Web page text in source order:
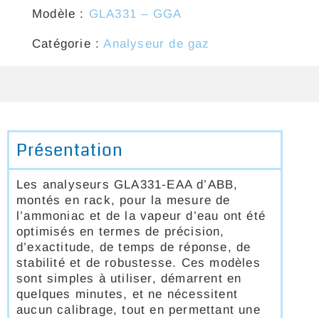
Modèle : GLA331 – GGA
Catégorie :Analyseur de gaz
Présentation
Les analyseurs GLA331-EAA d’ABB,
montés en rack, pour la mesure de
l’ammoniac et de la vapeur d’eau ont été
optimisés en termes de précision,
d’exactitude, de temps de réponse, de
stabilité et de robustesse. Ces modèles
sont simples à utiliser, démarrent en
quelques minutes, et ne nécessitent
aucun calibrage, tout en permettant une